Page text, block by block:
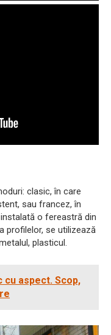
clasic, în care
sau francez, în
o fereastră din
profilelor, se utilizează
plasticul.
aspect. Scop,